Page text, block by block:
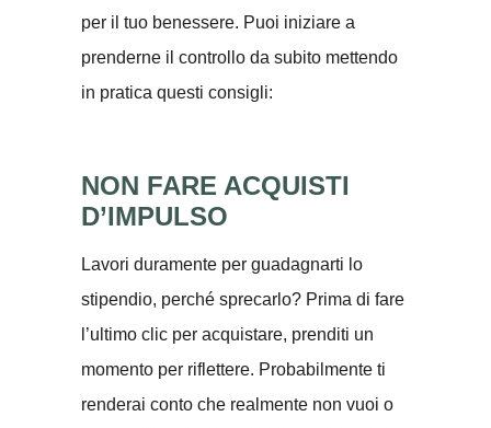
per il tuo benessere. Puoi iniziare a
prenderne il controllo da subito mettendo
in pratica questi consigli:
NON FARE ACQUISTI
D’IMPULSO
Lavori duramente per guadagnarti lo
stipendio, perché sprecarlo? Prima di fare
l’ultimo clic per acquistare, prenditi un
momento per riflettere. Probabilmente ti
renderai conto che realmente non vuoi o